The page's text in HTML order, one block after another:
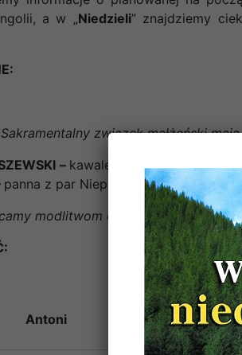
a w „Niedzieli” znajdziemy
związek małżeński
– kawaler
z parafii tutejszej.
panna z par Niep Poczęcia NMP z GK.
modlitwom całej wspólnoty
Antoni Baniocha